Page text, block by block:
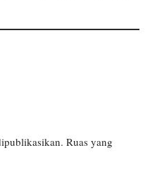
Ruas yang